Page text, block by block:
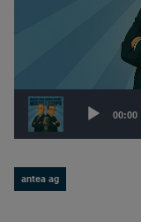
Audio
00:00
antea ag